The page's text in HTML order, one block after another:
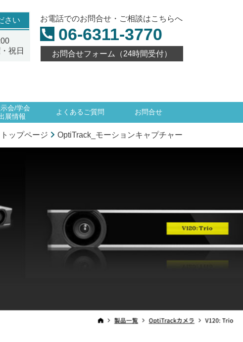
さい
祝日
お電話でのお問合せ・ご相談はこちらへ
06-6311-3770
お問合せフォーム（24時間受付）
会/学会
展情報
よくあるご質問 お問合せ
トップページ OptiTrack_モーションキャプチャー